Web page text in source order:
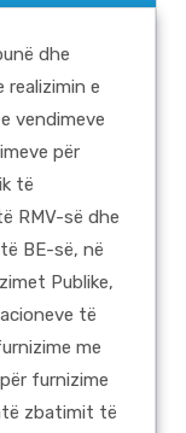
dhe
realizimin e
vendimeve
për
të
RMV-së dhe
BE-së, në
Publike,
të
me
furnizime
zbatimit të